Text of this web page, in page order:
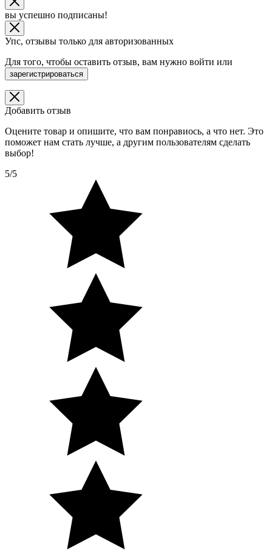
вы успешно подписаны!
Упс, отзывы только для авторизованных
Для того, чтобы оставить отзыв, вам нужно войти или
зарегистрироваться
Добавить отзыв
Оцените товар и опишите, что вам понравиось, а что нет. Это
поможет нам стать лучше, а другим пользователям сделать
выбор!
5/5